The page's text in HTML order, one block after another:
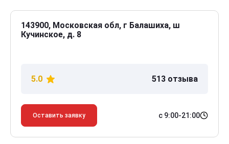
143900, Московская обл, г Балашиха, ш
Кучинское, д. 8
5.0 513 отзыва
Оставить заявку с 9:00-21:00